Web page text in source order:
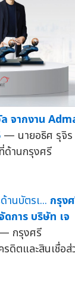
จากงาน
— นายอธิศ รุจิร
ด้านกรุงศรี
กรุง
การ บริษัท เจ
กรุงศรี
ดิตและสินเชื่อส่